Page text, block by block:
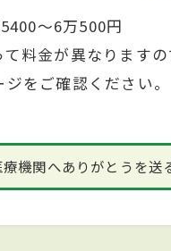
～6万500円
料金が異なりますの
をご確認ください。
療機関へありがとうを送